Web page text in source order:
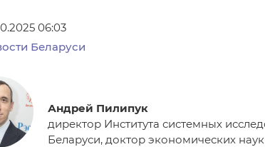
06:03
Беларуси
Андрей Пилипук
директор Института системных
Беларуси, доктор экономических наук